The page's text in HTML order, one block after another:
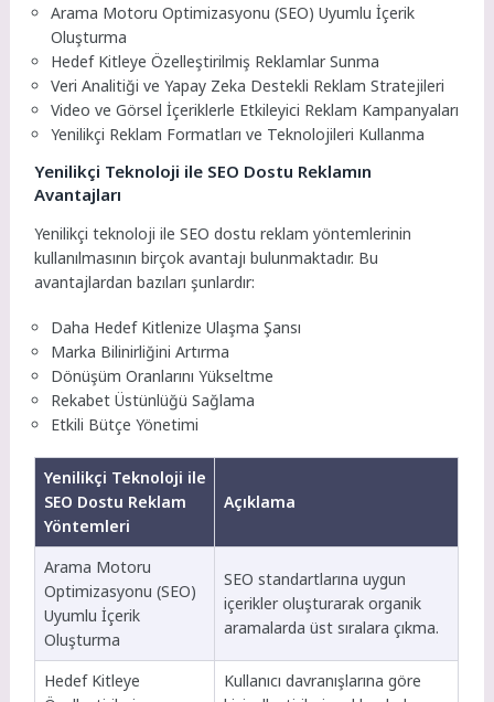
Arama Motoru Optimizasyonu (SEO) Uyumlu İçerik
Oluşturma
Hedef Kitleye Özelleştirilmiş Reklamlar Sunma
Veri Analitiği ve Yapay Zeka Destekli Reklam Stratejileri
Video ve Görsel İçeriklerle Etkileyici Reklam Kampanyaları
Yenilikçi Reklam Formatları ve Teknolojileri Kullanma
Yenilikçi Teknoloji ile SEO Dostu Reklamın
Avantajları
Yenilikçi teknoloji ile SEO dostu reklam yöntemlerinin
kullanılmasının birçok avantajı bulunmaktadır. Bu
avantajlardan bazıları şunlardır:
Daha Hedef Kitlenize Ulaşma Şansı
Marka Bilinirliğini Artırma
Dönüşüm Oranlarını Yükseltme
Rekabet Üstünlüğü Sağlama
Etkili Bütçe Yönetimi
Yenilikçi Teknoloji ile
SEO Dostu Reklam
Yöntemleri
Açıklama
Arama Motoru
Optimizasyonu (SEO)
Uyumlu İçerik
Oluşturma
SEO standartlarına uygun
içerikler oluşturarak organik
aramalarda üst sıralara çıkma.
Hedef Kitleye
Kullanıcı davranışlarına göre